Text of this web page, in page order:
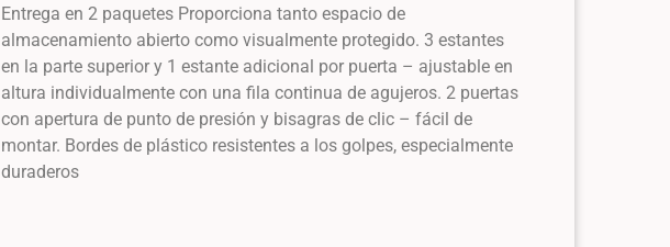
Entrega en 2 paquetes Proporciona tanto espacio de
almacenamiento abierto como visualmente protegido. 3 estantes
en la parte superior y 1 estante adicional por puerta – ajustable en
altura individualmente con una fila continua de agujeros. 2 puertas
con apertura de punto de presión y bisagras de clic – fácil de
montar. Bordes de plástico resistentes a los golpes, especialmente
duraderos